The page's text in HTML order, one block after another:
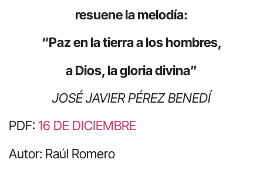
resuene la melodía:
“Paz en la tierra a los hombres,
a Dios, la gloria divina”
JOSÉ JAVIER PÉREZ BENEDÍ
PDF: 16 DE DICIEMBRE
Autor: Raúl Romero